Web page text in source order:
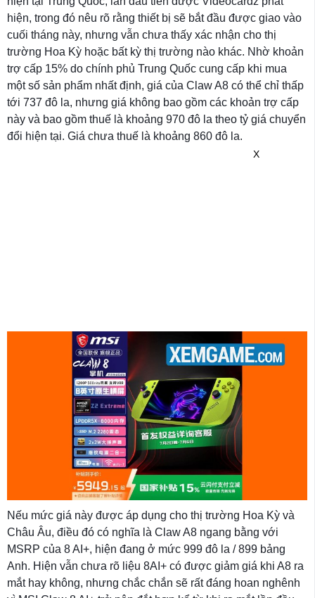
hiện, trong đó nêu rõ rằng thiết bị sẽ bắt đầu được giao vào
cuối tháng này, nhưng vẫn chưa thấy xác nhận cho thị
trường Hoa Kỳ hoặc bất kỳ thị trường nào khác. Nhờ khoản
trợ cấp 15% do chính phủ Trung Quốc cung cấp khi mua
một số sản phẩm nhất định, giá của Claw A8 có thể chỉ thấp
tới 737 đô la, nhưng giá không bao gồm các khoản trợ cấp
này và bao gồm thuế là khoảng 970 đô la theo tỷ giá chuyển
đổi hiện tại. Giá chưa thuế là khoảng 860 đô la.
X
Nếu mức giá này được áp dụng cho thị trường Hoa Kỳ và
Châu Âu, điều đó có nghĩa là Claw A8 ngang bằng với
MSRP của 8 AI+, hiện đang ở mức 999 đô la / 899 bảng
Anh. Hiện vẫn chưa rõ liệu 8AI+ có được giảm giá khi A8 ra
mắt hay không, nhưng chắc chắn sẽ rất đáng hoan nghênh